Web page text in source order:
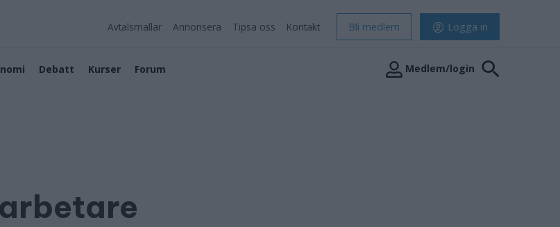
Avtalsmallar Annonsera Tipsa oss Kontakt Bli medlem Logga in
Debatt Kurser Forum Medlem/login